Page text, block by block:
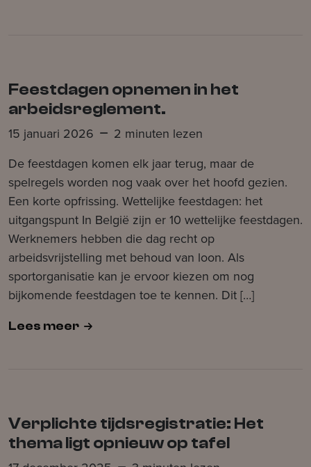
Feestdagen opnemen in het
arbeidsreglement.
15 januari 2026
2 minuten lezen
De feestdagen komen elk jaar terug, maar de
spelregels worden nog vaak over het hoofd gezien.
Een korte opfrissing. Wettelijke feestdagen: het
uitgangspunt In België zijn er 10 wettelijke feestdagen.
Werknemers hebben die dag recht op
arbeidsvrijstelling met behoud van loon. Als
sportorganisatie kan je ervoor kiezen om nog
bijkomende feestdagen toe te kennen. Dit […]
Lees meer
Verplichte tijdsregistratie: Het
thema ligt opnieuw op tafel